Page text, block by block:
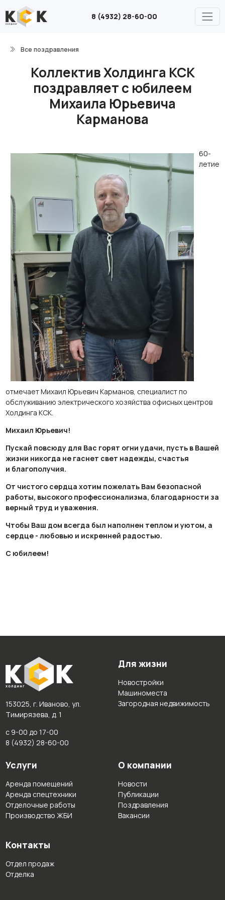
8 (4932) 28-60-00
Все поздравления
Коллектив Холдинга КСК
поздравляет с юбилеем
Михаила Юрьевича
Карманова
60-
летие
отмечает Михаил Юрьевич Карманов, специалист по
обслуживанию электрического хозяйства офисных центров
Холдинга КСК.
Михаил Юрьевич!
Пускай повсюду для Вас горят огни удачи, пусть в Вашей
жизни никогда не гаснет свет надежды, счастья
и благополучия.
От чистого сердца хотим пожелать Вам безопасной
работы, высокого профессионализма, благодарности за
верный труд и уважения.
Чтобы Ваш дом всегда был наполнен теплом и уютом, а
сердце - любовью и искренней радостью.
С юбилеем!
153025, г. Иваново, ул.
Тимирязева, д. 1
с 9-00 до 17-00
8 (4932) 28-60-00
Для жизни
Новостройки
Машиноместа
Загородная недвижимость
Услуги
Аренда помещений
Аренда спецтехники
Отделочные работы
Производство ЖБИ
О компании
Новости
Публикации
Поздравления
Вакансии
Контакты
Отдел продаж
Отделка